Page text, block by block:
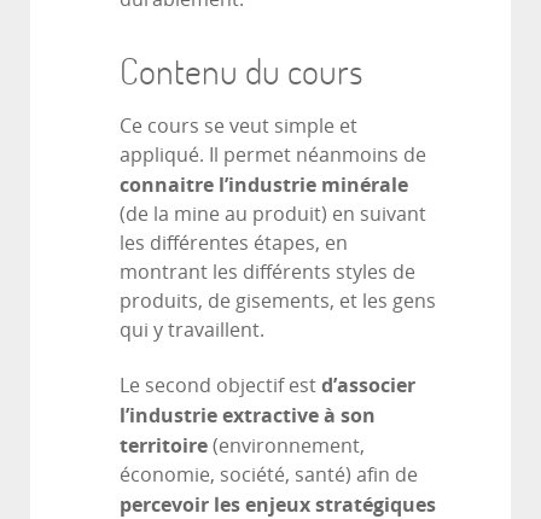
Contenu du cours
Ce cours se veut simple et
appliqué. Il permet néanmoins de
connaitre l’industrie minérale
(de la mine au produit) en suivant
les différentes étapes, en
montrant les différents styles de
produits, de gisements, et les gens
qui y travaillent.
Le second objectif est d’associer
l’industrie extractive à son
territoire (environnement,
économie, société, santé) afin de
percevoir les enjeux stratégiques